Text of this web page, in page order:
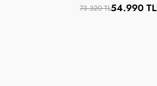
73.320 TL54.990 TL